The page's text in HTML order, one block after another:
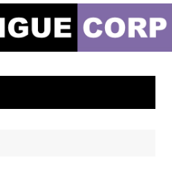
Bastringue Corp –
Musicales